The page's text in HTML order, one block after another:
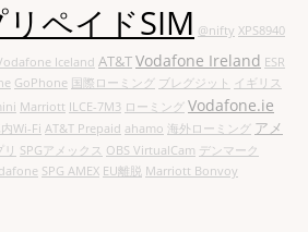
リペイドSIM @nifty XPS8940
Iceland AT&TVodafone Ireland ESR
GoPhone 国際ローミング ブレグジット イギリス
Marriott ILCE-7M3 ローミング Vodafone.ie
Wi-Fi AT&T Prepaid ahamo 海外ローミング アメ
SPGアメックス OBS VirtualCam デンマーク
SPG AMEX EU離脱 Marriott Bonvoy